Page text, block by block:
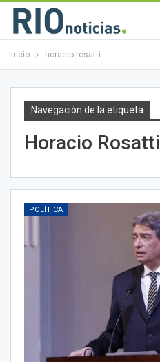
Inicio horacio rosatti
Navegación de la etiqueta
Horacio Rosatti
POLÍTICA